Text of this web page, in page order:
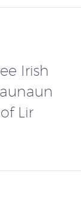
Irish
Lir